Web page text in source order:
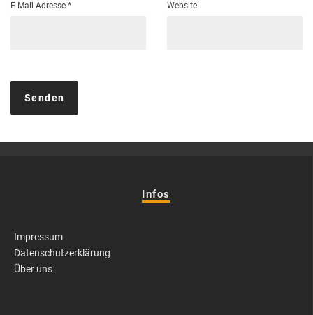
E-Mail-Adresse * Website
Infos
Impressum
Datenschutzerklärung
Über uns